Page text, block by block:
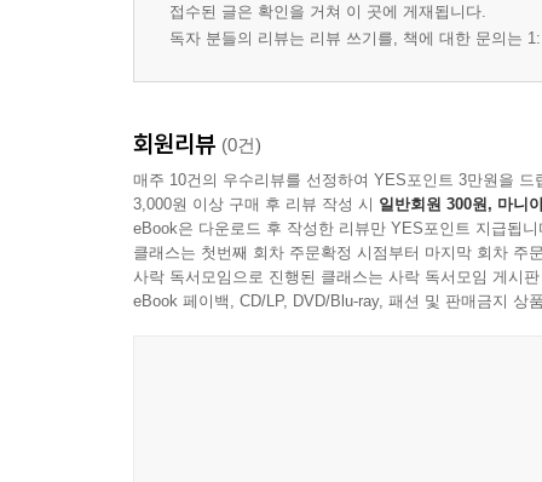
접수된 글은 확인을 거쳐 이 곳에 게재됩니다.
독자 분들의 리뷰는 리뷰 쓰기를, 책에 대한 문의는
회원리뷰 (0건)
매주 10건의 우수리뷰를 선정하여 YES포인트 3만원을 드
3,000원 이상 구매 후 리뷰 작성 시 일반회원 300원, 마니
eBook은 다운로드 후 작성한 리뷰만 YES포인트 지급됩니
클래스는 첫번째 회차 주문확정 시점부터 마지막 회차 주
사락 독서모임으로 진행된 클래스는 사락 독서모임 게시
eBook 페이백, CD/LP, DVD/Blu-ray, 패션 및 판매금지 상